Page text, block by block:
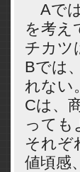
Aで
を考え
チカツ
Bでは
れない。
Cは、
っても
それぞ
値頃感